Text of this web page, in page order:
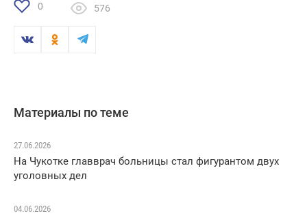
0 576
Материалы по теме
27.06.2026
На Чукотке главврач больницы стал фигурантом двух
уголовных дел
04.06.2026